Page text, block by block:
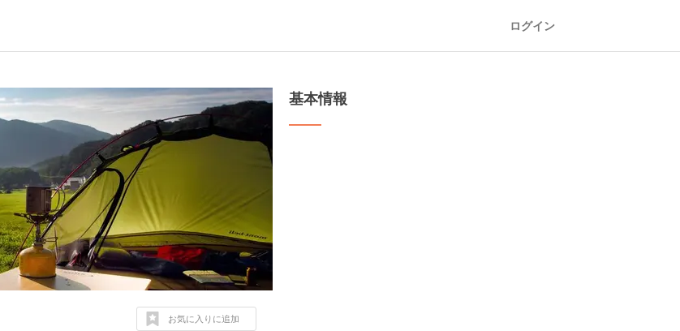
ログイン
お気に入りに追加
基本情報